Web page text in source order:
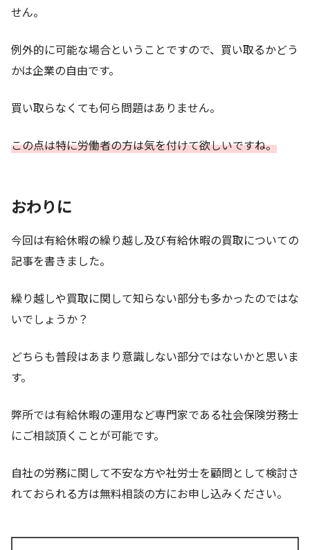
せん。
例外的に可能な場合ということですので、買い取るかどう
かは企業の自由です。
買い取らなくても何ら問題はありません。
この点は特に労働者の方は気を付けて欲しいですね。
おわりに
今回は有給休暇の繰り越し及び有給休暇の買取についての
記事を書きました。
繰り越しや買取に関して知らない部分も多かったのではな
いでしょうか？
どちらも普段はあまり意識しない部分ではないかと思いま
す。
弊所では有給休暇の運用など専門家である社会保険労務士
にご相談頂くことが可能です。
自社の労務に関して不安な方や社労士を顧問として検討さ
れておられる方は無料相談の方にお申し込みください。